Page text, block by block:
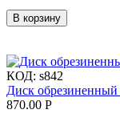
В корзину
КОД: s842
Диск
870.00 Р